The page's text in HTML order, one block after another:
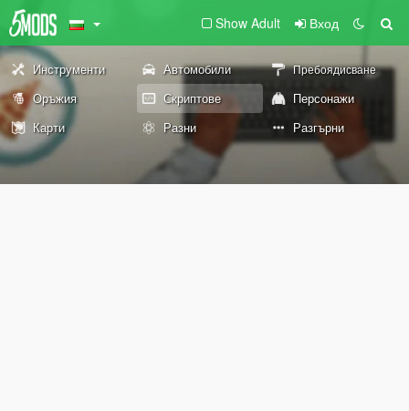
Show Adult Вход
Инструменти Автомобили Пребоядисване
Оръжия Скриптове
Персонажи
Карти
Разни Разгърни